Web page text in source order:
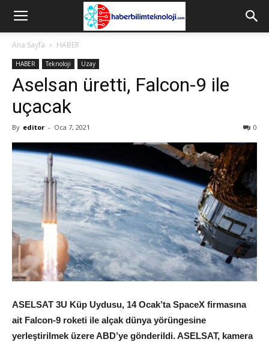
Ana Sayfa HABER
HABER Teknoloji Uzay
Aselsan üretti, Falcon-9 ile
uçacak
By editor - Oca 7, 2021 0
ASELSAT 3U Küp Uydusu, 14 Ocak’ta SpaceX firmasına
ait Falcon-9 roketi ile alçak dünya yörüngesine
yerleştirilmek üzere ABD’ye gönderildi. ASELSAT, kamera